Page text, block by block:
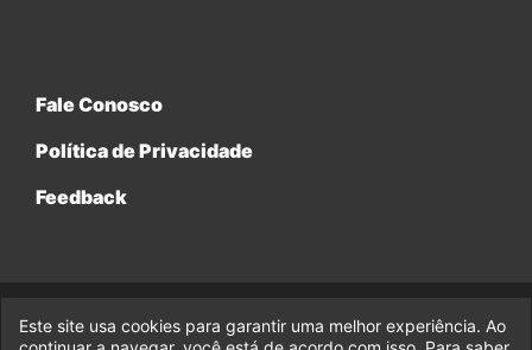
Fale Conosco
Política de Privacidade
Feedback
© 2017-2026 Legado da Marvel, uma empresa da Legado
Enterprises.
Este site usa cookies para garantir uma melhor experiência. Ao